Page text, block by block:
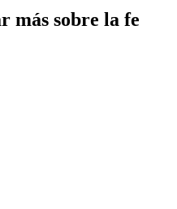
más sobre la fe